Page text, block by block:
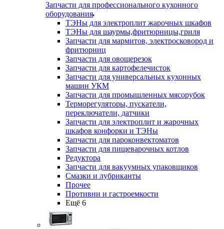
Запчасти для профессионального кухонного
оборудования
ТЭНы для электроплит жарочных шкафов
ТЭНы для шаурмы,фритюрницы,гриля
Запчасти для мармитов, электросковород и
фритюрниц
Запчасти для овощерезок
Запчасти для картофелечисток
Запчасти для универсальных кухонных
машин УКМ
Запчасти для промышленных мясорубок
Терморегуляторы, пускатели,
переключатели, датчики
Запчасти для электроплит и жарочных
шкафов конфорки и ТЭНы
Запчасти для пароконвектоматов
Запчасти для пищеварочных котлов
Редуктора
Запчасти для вакуумных упаковщиков
Смазки и лубриканты
Прочее
Противни и гастроемкости
Ещё 6